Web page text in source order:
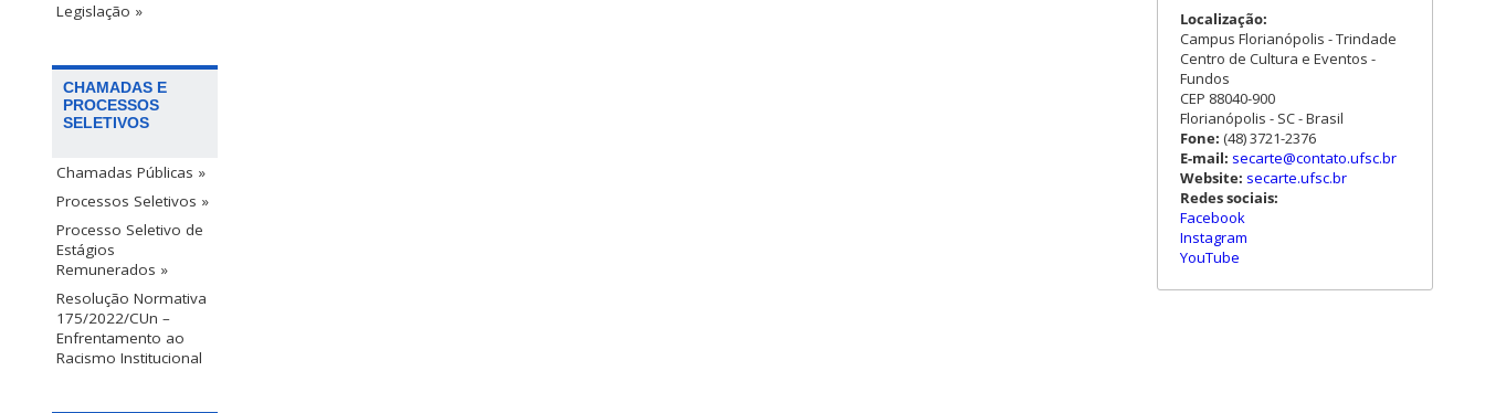
Legislação »
CHAMADAS E
PROCESSOS
SELETIVOS
Chamadas Públicas »
Processos Seletivos »
Processo Seletivo de
Estágios
Remunerados »
Resolução Normativa
175/2022/CUn –
Enfrentamento ao
Racismo Institucional
Localização:
Campus Florianópolis - Trindade
Centro de Cultura e Eventos -
Fundos
CEP 88040-900
Florianópolis - SC - Brasil
Fone: (48) 3721-2376
E-mail: secarte@contato.ufsc.br
Website: secarte.ufsc.br
Redes sociais:
Facebook
Instagram
YouTube